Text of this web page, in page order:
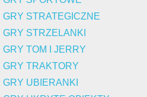
GRY STRATEGICZNE
GRY STRZELANKI
GRY TOM I JERRY
GRY TRAKTORY
GRY UBIERANKI